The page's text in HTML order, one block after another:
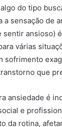
do tipo
a sensação de
sentir ansioso)
várias
sofrimento
que
ansiedade é
e
da rotina,